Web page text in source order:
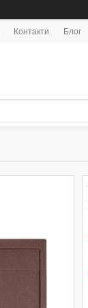
Контакти Блог